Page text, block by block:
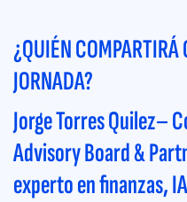
¿QUIÉN COMPARTIRÁ
JORNADA?
Jorge Torres Quilez–
Advisory Board &
experto en finanzas,